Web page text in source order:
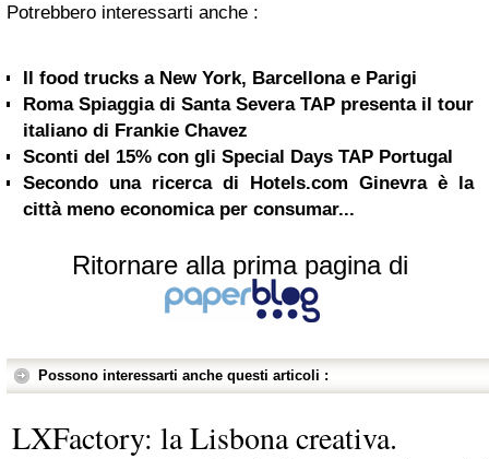
Potrebbero interessarti anche :
Il food trucks a New York, Barcellona e Parigi
Roma Spiaggia di Santa Severa TAP presenta il tour
italiano di Frankie Chavez
Sconti del 15% con gli Special Days TAP Portugal
Secondo una ricerca di Hotels.com Ginevra è la
città meno economica per consumar...
Ritornare alla prima pagina di
Possono interessarti anche questi articoli :
LXFactory: la Lisbona creativa.